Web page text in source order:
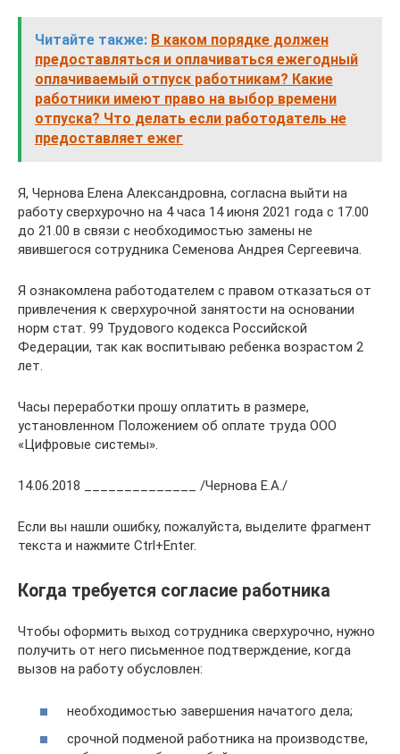
Читайте также: В каком порядке должен
предоставляться и оплачиваться ежегодный
оплачиваемый отпуск работникам? Какие
работники имеют право на выбор времени
отпуска? Что делать если работодатель не
предоставляет ежег
Я, Чернова Елена Александровна, согласна выйти на
работу сверхурочно на 4 часа 14 июня 2021 года с 17.00
до 21.00 в связи с необходимостью замены не
явившегося сотрудника Семенова Андрея Сергеевича.
Я ознакомлена работодателем с правом отказаться от
привлечения к сверхурочной занятости на основании
норм стат. 99 Трудового кодекса Российской
Федерации, так как воспитываю ребенка возрастом 2
лет.
Часы переработки прошу оплатить в размере,
установленном Положением об оплате труда ООО
«Цифровые системы».
14.06.2018 ______________ /Чернова Е.А./
Если вы нашли ошибку, пожалуйста, выделите фрагмент
текста и нажмите Ctrl+Enter.
Когда требуется согласие работника
Чтобы оформить выход сотрудника сверхурочно, нужно
получить от него письменное подтверждение, когда
вызов на работу обусловлен:
необходимостью завершения начатого дела;
срочной подменой работника на производстве,